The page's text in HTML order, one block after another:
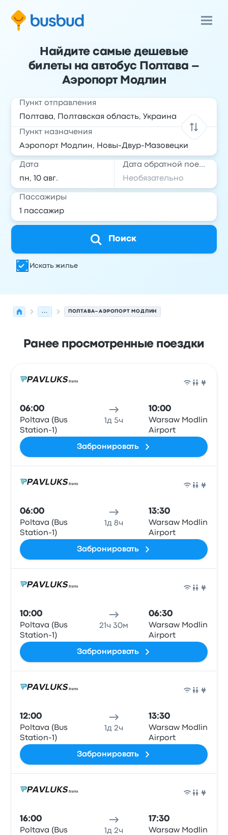
Найдите самые дешевые
билеты на автобус Полтава –
Аэропорт Модлин
Пункт отправления
Пункт назначения
Дата Дата обратной поездки
Пассажиры
Поиск
Искать жилье
... ПОЛТАВА–АЭРОПОРТ МОДЛИН
Ранее просмотренные поездки
06:00
Poltava (Bus
Station-1)
1д 5ч
10:00
Warsaw Modlin
Airport
Забронировать
06:00
Poltava (Bus
Station-1)
1д 8ч
13:30
Warsaw Modlin
Airport
Забронировать
10:00
Poltava (Bus
Station-1)
21ч 30м
06:30
Warsaw Modlin
Airport
Забронировать
12:00
Poltava (Bus
Station-1)
1д 2ч
13:30
Warsaw Modlin
Airport
Забронировать
16:00
Poltava (Bus
1д 2ч
17:30
Warsaw Modlin